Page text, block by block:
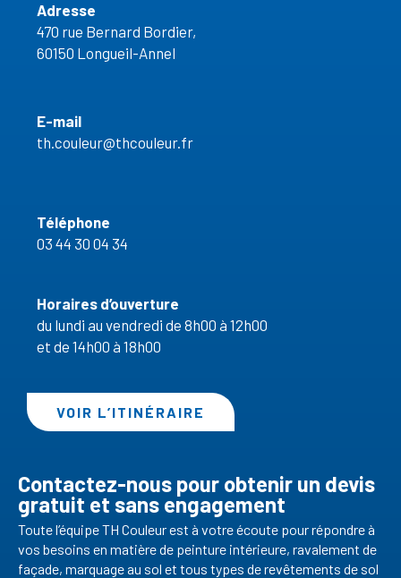
Adresse
470 rue Bernard Bordier,
60150 Longueil-Annel
E-mail
th.couleur@thcouleur.fr
Téléphone
03 44 30 04 34
Horaires d’ouverture
du lundi au vendredi de 8h00 à 12h00
et de 14h00 à 18h00
VOIR L’ITINÉRAIRE
Contactez-nous pour obtenir un devis
gratuit et sans engagement
Toute l’équipe TH Couleur est à votre écoute pour répondre à
vos besoins en matière de peinture intérieure, ravalement de
façade, marquage au sol et tous types de revêtements de sol